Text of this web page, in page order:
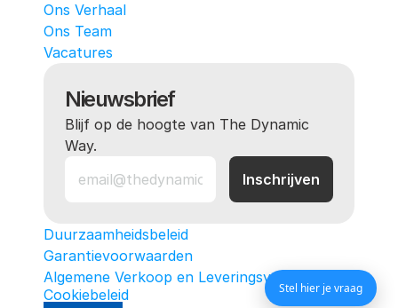
Ons Verhaal
Ons Team
Vacatures
Nieuwsbrief
Blijf op de hoogte van The Dynamic
Way.
Duurzaamheidsbeleid
Garantievoorwaarden
Algemene Verkoop en Leveringsvoorwaarden
Cookiebeleid
Stel hier je vraag